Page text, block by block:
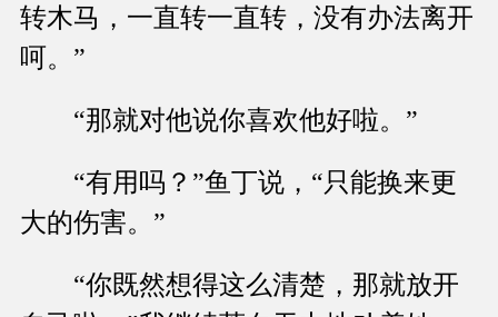
转木马，一直转一直转，没有办法离开
呵。”
“那就对他说你喜欢他好啦。”
“有用吗？”鱼丁说，“只能换来更
大的伤害。”
“你既然想得这么清楚，那就放开